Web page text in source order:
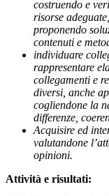
costruendo e
risorse
proponendo
contenuti e
individuare
rappresentare
collegamenti e
diversi, anche
cogliendone la
differenze,
Acquisire ed
valutandone
opinioni.
Attività e risultati: